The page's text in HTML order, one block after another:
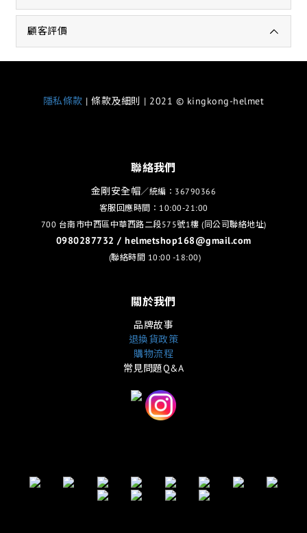
顧客評價
隱私條款 | 條款及細則 | 2021 © kingkong-helmet
聯絡我們
金剛安全帽／統編：36790366
客服回應時間：10:00-21:00
700 台南市中西區中華西路二段575號1樓 (同公司聯絡地址)
0980287732 / helmetshop168@gmail.com
(聯絡時間 10:00 -18:00)
關於我們
品牌故事
退換貨政策
購物流程
常見問題Q&A